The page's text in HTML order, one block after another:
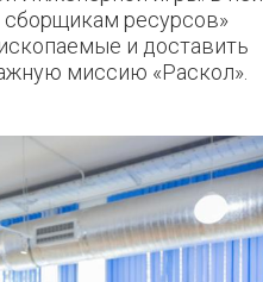
ресурсов»
и доставить
миссию «Раскол».